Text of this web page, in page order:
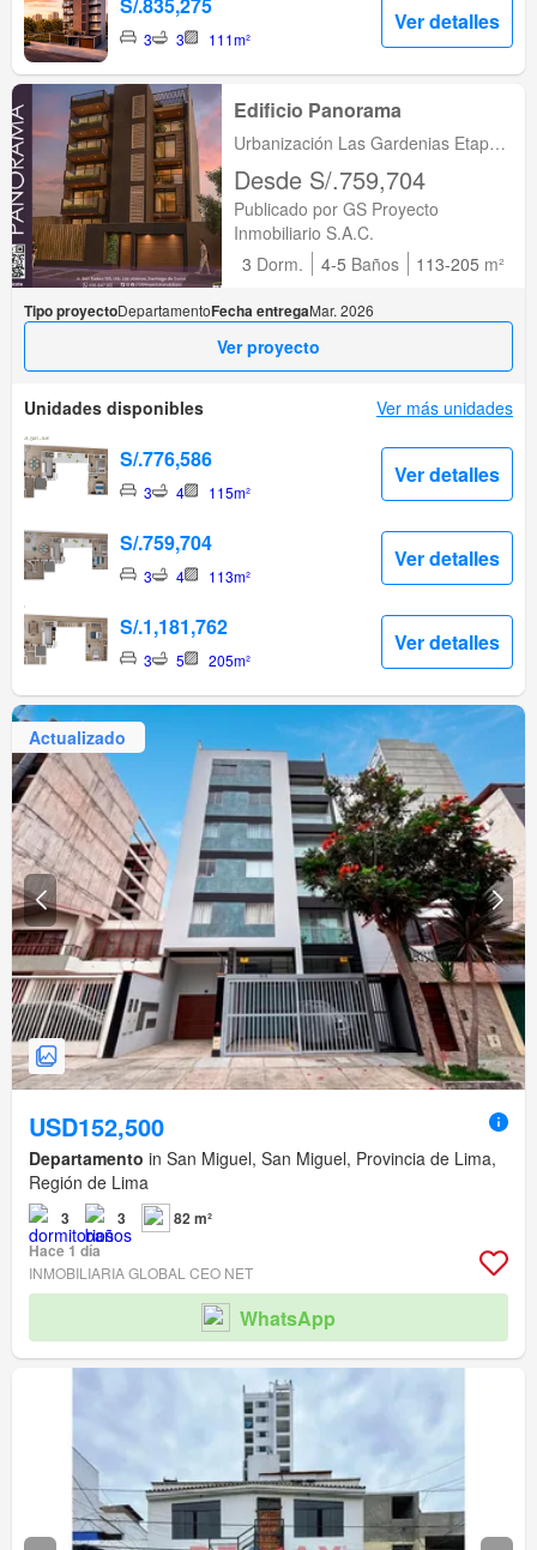
S/.835,275
3 3 111m²
Ver detalles
Edificio Panorama
Urbanización Las Gardenias Etapa
I, Lima, Santiago de Surco, Lima
Desde S/.759,704
Publicado por GS Proyecto
Inmobiliario S.A.C.
3 Dorm. 4-5 Baños 113-205 m²
Tipo proyectoDepartamentoFecha entregaMar. 2026
Ver proyecto
Unidades disponibles Ver más unidades
S/.776,586
3 4 115m²
Ver detalles
S/.759,704
3 4 113m²
Ver detalles
S/.1,181,762
3 5 205m²
Ver detalles
Actualizado
USD152,500
Departamento in San Miguel, San Miguel, Provincia de Lima,
Región de Lima
3 3
82 m²
Hace 1 día
INMOBILIARIA GLOBAL CEO NET
WhatsApp